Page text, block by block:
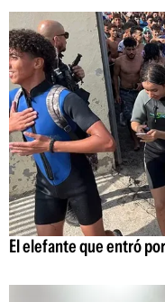
El elefante que entró